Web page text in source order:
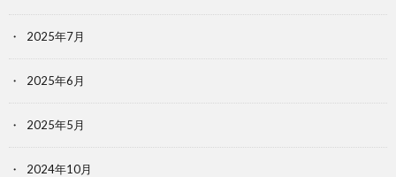
2025年7月
2025年6月
2025年5月
2024年10月